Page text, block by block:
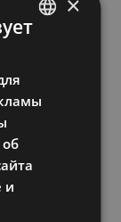
вы
–
он дает
дает
а также
же
RUSSIAN
LATVIAN
и